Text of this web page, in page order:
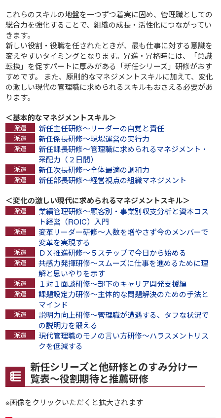
これらのスキルの地盤を一つずつ着実に固め、管理職としての
総合力を強化することで、組織の成長・活性化につながってい
きます。
新しい役割・役職を任されたときが、最も仕事に対する意識を
変えやすいタイミングとなります。昇進・昇格時には、「意識
転換」を促すパートに厚みがある「新任シリーズ」研修がおす
すめです。 また、原則的なマネジメントスキルに加えて、変化
の激しい現代の管理職に求められるスキルもおさえる必要があ
ります。
＜基本的なマネジメントスキル＞
新任主任研修～リーダーの自覚と責任
新任係長研修～現場運営の実行力
新任課長研修～管理職に求められるマネジメント・
采配力（２日間）
新任次長研修～全体最適の調和力
新任部長研修～経営視点の組織マネジメント
＜変化の激しい現代に求められるマネジメントスキル＞
業績管理研修～顧客別・事業別収支分析と資本コス
ト経営（ROIC）入門
変革リーダー研修～人数を増やさず今のメンバーで
変革を実現する
ＤＸ推進研修～５ステップで今日から始める
共感力発揮研修～スムーズに仕事を進めるために理
解と思いやりを示す
１対１面談研修～部下のキャリア開発支援編
課題設定力研修～主体的な問題解決のための手法と
マインド
説明力向上研修～管理職が遭遇する、タフな状況で
の説明力を鍛える
現代管理職のモノの言い方研修～ハラスメントリス
クを低減する
新任シリーズと他研修とのすみ分け一
覧表～役割期待と推薦研修
※画像をクリックいただくと拡大されます